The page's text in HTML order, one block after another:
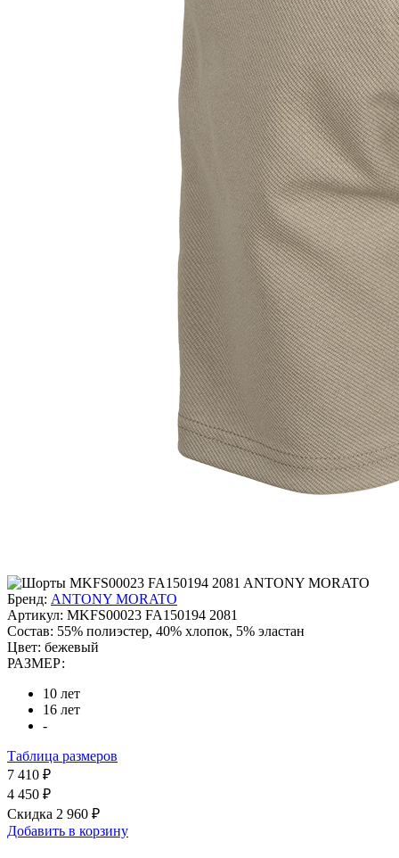
Бренд: ANTONY MORATO
Артикул: MKFS00023 FA150194 2081
Состав: 55% полиэстер, 40% хлопок, 5% эластан
Цвет: бежевый
РАЗМЕР:
10 лет
16 лет
-
Таблица размеров
7 410 ₽
4 450 ₽
Скидка 2 960 ₽
Добавить в корзину